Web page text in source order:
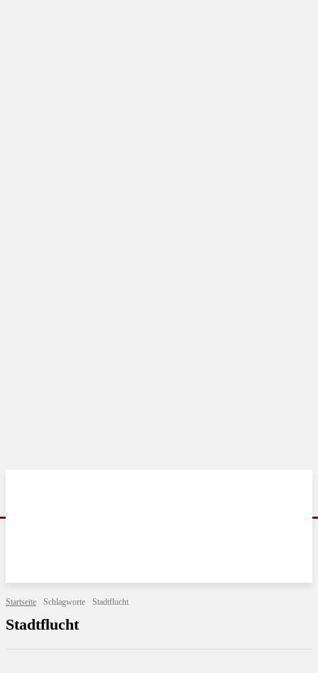
Startseite Schlagworte Stadtflucht
Stadtflucht